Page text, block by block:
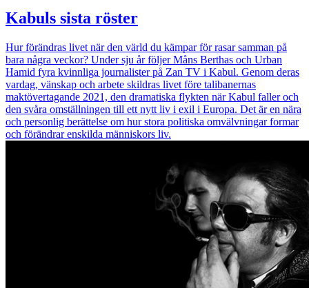
Kabuls sista röster
Hur förändras livet när den värld du kämpar för rasar samman på
bara några veckor? Under sju år följer Måns Berthas och Urban
Hamid fyra kvinnliga journalister på Zan TV i Kabul. Genom deras
vardag, vänskap och arbete skildras livet före talibanernas
maktövertagande 2021, den dramatiska flykten när Kabul faller och
den svåra omställningen till ett nytt liv i exil i Europa. Det är en nära
och personlig berättelse om hur stora politiska omvälvningar formar
och förändrar enskilda människors liv.